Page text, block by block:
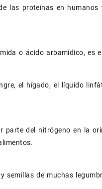
las proteínas en
o ácido arbamídico, es
el hígado, el líquido
del nitrógeno en la
semillas de muchas